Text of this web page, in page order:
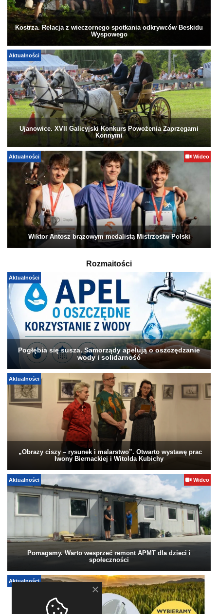
Kostrza. Relacja z wieczornego spotkania odkrywców Beskidu
Wyspowego
Aktualności
Ujanowice. XVII Galicyjski Konkurs Powożenia Zaprzęgami
Konnymi
Aktualności Wideo
Wiktor Antosz brązowym medalistą Mistrzostw Polski
Rozmaitości
Aktualności
Pogłębia się susza. Samorządy apelują o oszczędzanie
wody i solidarność
Aktualności
„Obrazy ciszy – rysunek i malarstwo”. Otwarto wystawę prac
Iwony Biernackiej i Witolda Kubichy
Aktualności Wideo
Pomagamy. Warto wesprzeć remont APMT dla dzieci i
społeczności
Aktualności